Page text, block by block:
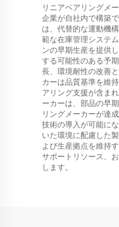
リニアベアリングメ
企業が自社内で構築
は、代替的な運動機
範な在庫管理システ
ンの早期生産を提供
する可能性のある予
長、環境耐性の改善
カーは品質基準を維
アリング支援が含ま
ーカーは、部品の早
リングメーカーが達
技術の導入が可能に
いた環境に配慮した
よび生産拠点を維持
サポートリソース、
します。